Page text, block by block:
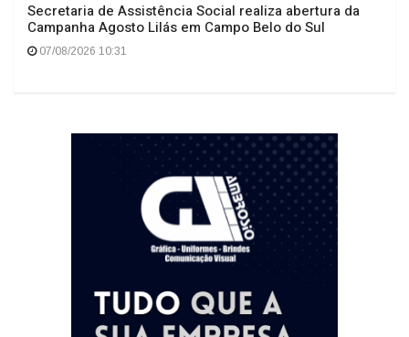
Secretaria de Assistência Social realiza abertura da
Campanha Agosto Lilás em Campo Belo do Sul
07/08/2026 10:31